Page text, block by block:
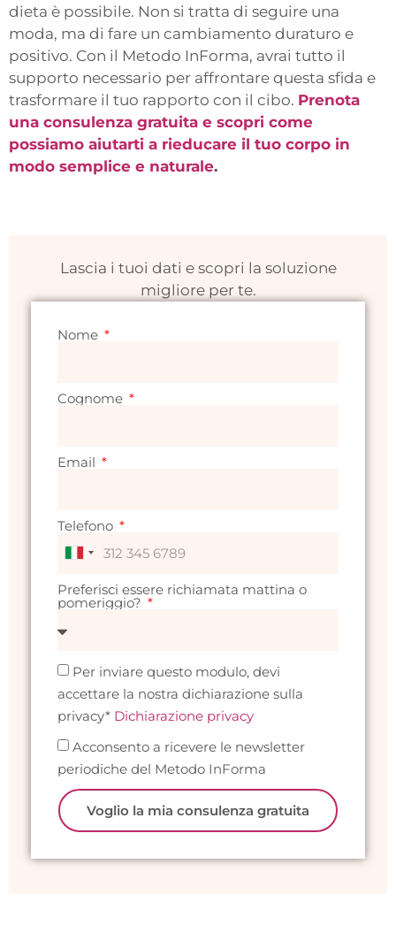
dieta è possibile. Non si tratta di seguire una
moda, ma di fare un cambiamento duraturo e
positivo. Con il Metodo InForma, avrai tutto il
supporto necessario per affrontare questa sfida e
trasformare il tuo rapporto con il cibo. Prenota
una consulenza gratuita e scopri come
possiamo aiutarti a rieducare il tuo corpo in
modo semplice e naturale.
Lascia i tuoi dati e scopri la soluzione
migliore per te.
Nome
Cognome
Email
Telefono
Italy
Preferisci essere richiamata mattina o
pomeriggio?
Per inviare questo modulo, devi
accettare la nostra dichiarazione sulla
privacy* Dichiarazione privacy
Acconsento a ricevere le newsletter
periodiche del Metodo InForma
Voglio la mia consulenza gratuita